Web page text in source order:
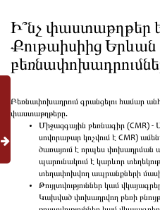
Ի՞նչ փաստաթղթեր
Քութաիսիից Երևան
Բեռնափոխադրում գրանցելու համար
փաստաթղթերը.
Միջազգային բեռնագիր (CMR) -
սովորաբար կոչվում է CMR)
ծառայում է որպես փոխադրման
պարունակում է կարևոր
տեղափոխվող ապրանքների
Թույլտվություններ կամ
Կախված փոխադրվող բեռի